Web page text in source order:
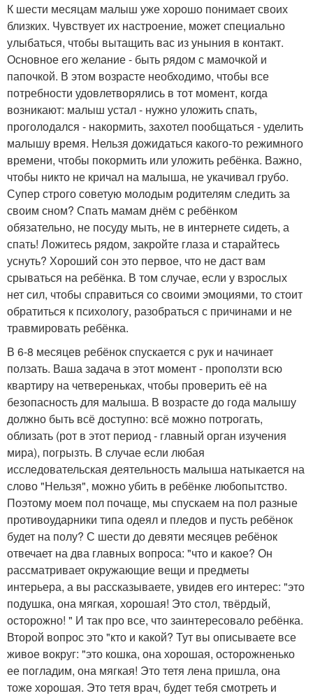
К шести месяцам малыш уже хорошо понимает своих
близких. Чувствует их настроение, может специально
улыбаться, чтобы вытащить вас из уныния в контакт.
Основное его желание - быть рядом с мамочкой и
папочкой. В этом возрасте необходимо, чтобы все
потребности удовлетворялись в тот момент, когда
возникают: малыш устал - нужно уложить спать,
проголодался - накормить, захотел пообщаться - уделить
малышу время. Нельзя дожидаться какого-то режимного
времени, чтобы покормить или уложить ребёнка. Важно,
чтобы никто не кричал на малыша, не укачивал грубо.
Супер строго советую молодым родителям следить за
своим сном? Спать мамам днём с ребёнком
обязательно, не посуду мыть, не в интернете сидеть, а
спать! Ложитесь рядом, закройте глаза и старайтесь
уснуть? Хороший сон это первое, что не даст вам
срываться на ребёнка. В том случае, если у взрослых
нет сил, чтобы справиться со своими эмоциями, то стоит
обратиться к психологу, разобраться с причинами и не
травмировать ребёнка.
В 6-8 месяцев ребёнок спускается с рук и начинает
ползать. Ваша задача в этот момент - проползти всю
квартиру на четвереньках, чтобы проверить её на
безопасность для малыша. В возрасте до года малышу
должно быть всё доступно: всё можно потрогать,
облизать (рот в этот период - главный орган изучения
мира), погрызть. В случае если любая
исследовательская деятельность малыша натыкается на
слово "Нельзя", можно убить в ребёнке любопытство.
Поэтому моем пол почаще, мы спускаем на пол разные
противоударники типа одеял и пледов и пусть ребёнок
будет на полу? С шести до девяти месяцев ребёнок
отвечает на два главных вопроса: "что и какое? Он
рассматривает окружающие вещи и предметы
интерьера, а вы рассказываете, увидев его интерес: "это
подушка, она мягкая, хорошая! Это стол, твёрдый,
осторожно! " И так про все, что заинтересовало ребёнка.
Второй вопрос это "кто и какой? Тут вы описываете все
живое вокруг: "это кошка, она хорошая, осторожненько
ее погладим, она мягкая! Это тетя лена пришла, она
тоже хорошая. Это тетя врач, будет тебя смотреть и